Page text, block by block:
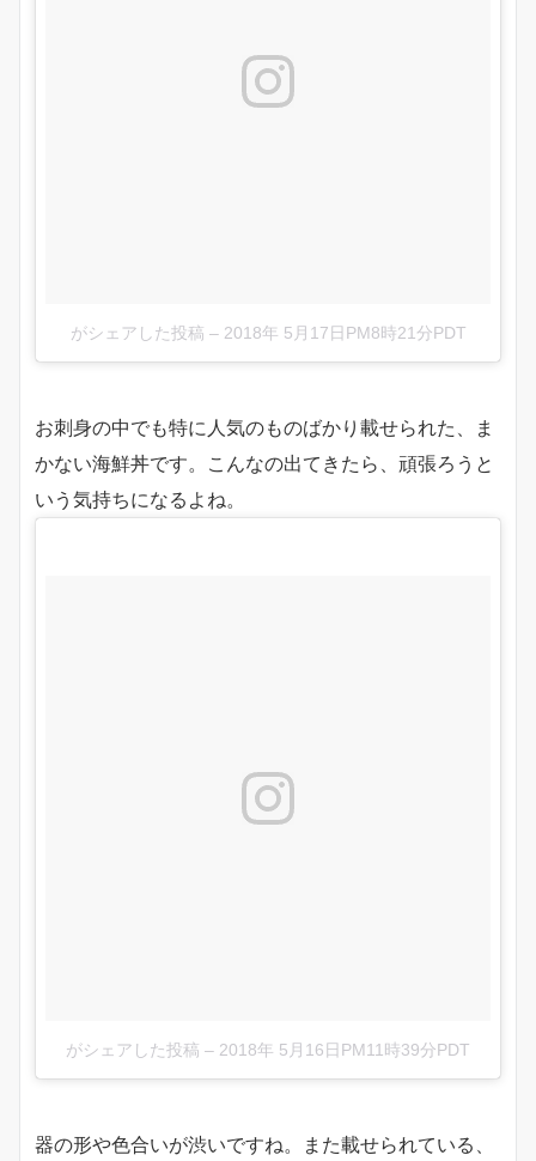
がシェアした投稿 – 2018年 5月17日PM8時21分PDT
お刺身の中でも特に人気のものばかり載せられた、ま
かない海鮮丼です。こんなの出てきたら、頑張ろうと
いう気持ちになるよね。
がシェアした投稿 – 2018年 5月16日PM11時39分PDT
器の形や色合いが渋いですね。また載せられている、